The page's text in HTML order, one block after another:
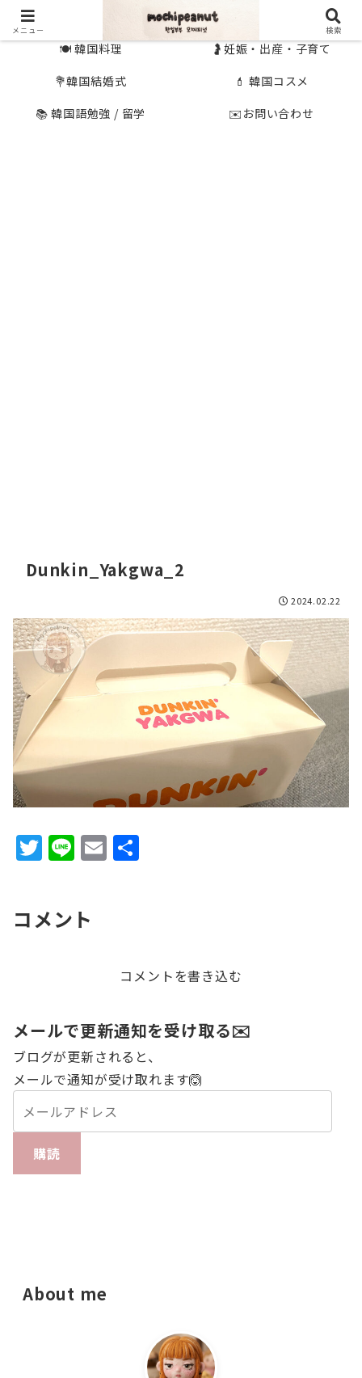
🍽 韓国料理
🤰妊娠・出産・子育て
💐韓国結婚式
💄 韓国コスメ
📚 韓国語勉強 / 留学
✉️お問い合わせ
Dunkin_Yakgwa_2
2024.02.22
T
w
te
Li
n
E
m
コメント
コメントを書き込む
メールで更新通知を受け取る✉️
ブログが更新されると、
メールで通知が受け取れます🙆
購読
About me
メニュー 検索